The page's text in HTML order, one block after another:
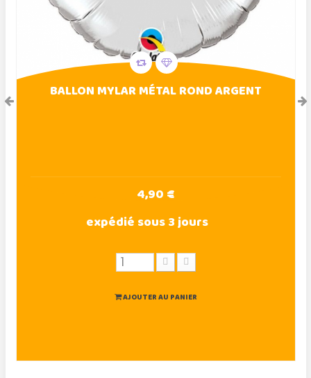
BALLON MYLAR MÉTAL ROND ARGENT
4,90 €
expédié sous 3 jours
AJOUTER AU PANIER